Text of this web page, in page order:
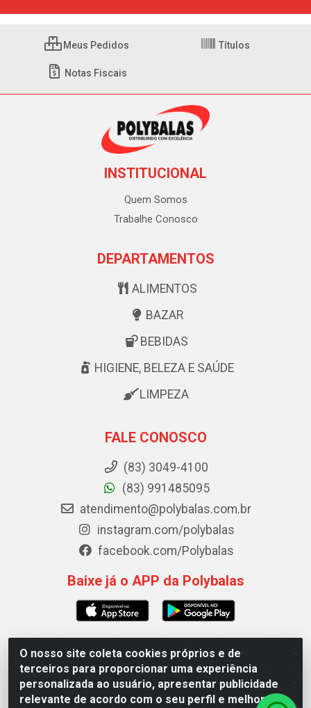
O nosso site coleta cookies próprios e de
terceiros para proporcionar uma experiência
personalizada ao usuário, apresentar publicidade
relevante de acordo com o seu perfil e melhorar a
Meus Pedidos Títulos
Notas Fiscais
INSTITUCIONAL
Quem Somos
Trabalhe Conosco
DEPARTAMENTOS
ALIMENTOS
BAZAR
BEBIDAS
HIGIENE, BELEZA E SAÚDE
LIMPEZA
FALE CONOSCO
(83) 3049-4100
(83) 991485095
atendimento@polybalas.com.br
instagram.com/polybalas
facebook.com/Polybalas
Baixe já o APP da Polybalas
Polybalas - Rua João Miguel de Souza, 173 Galpão B -
Ernesto Geisel, João Pessoa/PB - CEP 58.075-075 - CNPJ
00.909.327/0002-61